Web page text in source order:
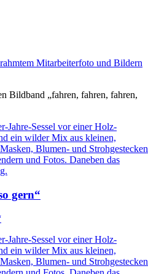
Bildband „fahren, fahren, fahren,
gern“